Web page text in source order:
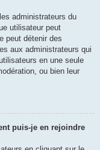
administrateurs du
utilisateur peut
peut détenir des
aux administrateurs qui
en une seule
ou bien leur
puis-je en rejoindre